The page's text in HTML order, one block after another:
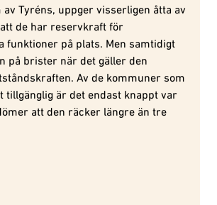
Tyréns, uppger visserligen åtta av
de har reservkraft för
funktioner på plats. Men samtidigt
på brister när det gäller den
Av de kommuner som
tillgänglig är det endast knappt var
att den räcker längre än tre
visar: Kommunernas reservkraft